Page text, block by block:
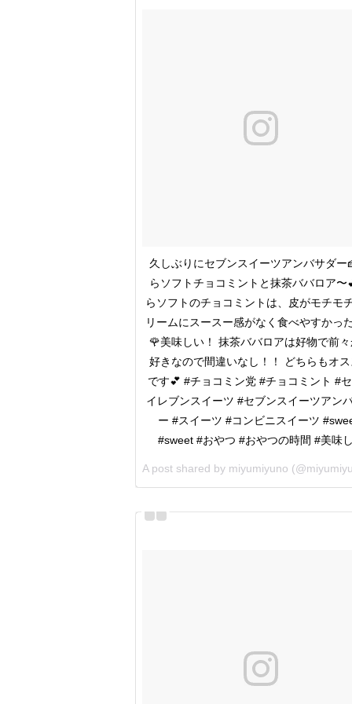
久しぶりにセブンスイーツアンバサダー
らソフトチョコミントと抹茶ババロア〜
らソフトのチョコミントは、皮がモチモ
リームにスースー感がなく食べやすかっ
🌹美味しい！ 抹茶ババロアは好物で前々
好きなので間違いなし！！ どちらもオス
です💕 #チョコミン党 #チョコミント #
イレブンスイーツ #セブンスイーツアン
ー #スイーツ #コンビニスイーツ
#sweet #おやつ #おやつの時間 #美味
A post shared by miyumiyuno